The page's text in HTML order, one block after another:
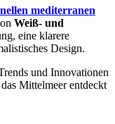
mediterranen
Weiß- und
eine klarere
Design.
und Innovationen
Mittelmeer entdeckt